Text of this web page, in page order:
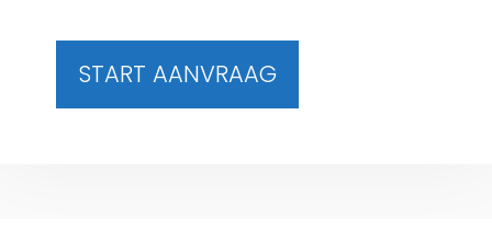
START AANVRAAG